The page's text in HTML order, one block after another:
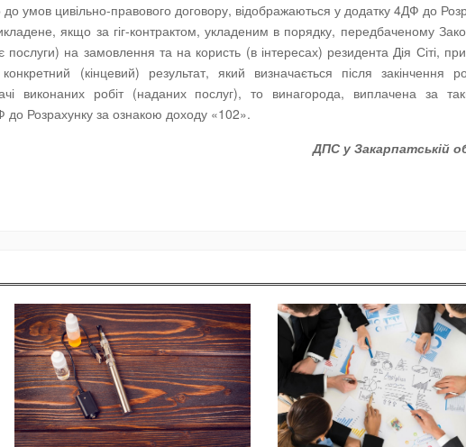
до умов цивільно-правового договору, відображаються у додатку 4ДФ до
якщо за гіг-контрактом, укладеним в порядку, передбаченому
послуги) на замовлення та на користь (в інтересах) резидента Дія Сіті,
(кінцевий) результат, який визначається після закінчення
виконаних робіт (наданих послуг), то винагорода, виплачена за
до Розрахунку за ознакою доходу «102».
ДПС у Закарпатській